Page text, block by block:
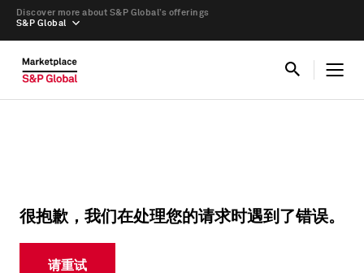
S&P Global
Discover more about S&P Global’s offerings
很抱歉，我们在处理您的请求时遇到了错误。
请重试